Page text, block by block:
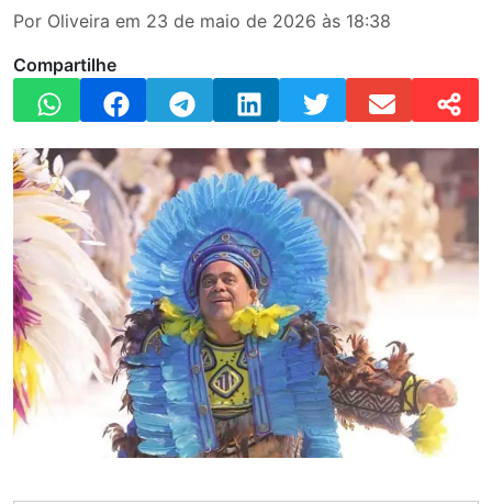
Por Oliveira em 23 de maio de 2026 às 18:38
Compartilhe